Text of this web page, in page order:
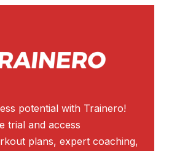
potential with Trainero!
trial and access
plans, expert coaching,